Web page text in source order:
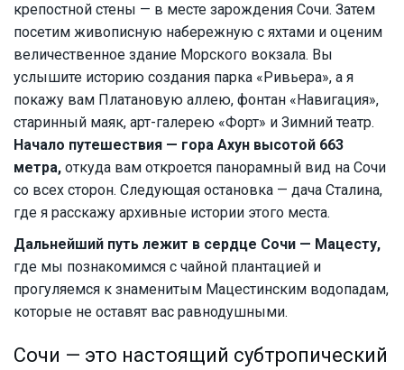
крепостной стены — в месте зарождения Сочи. Затем
посетим живописную набережную с яхтами и оценим
величественное здание Морского вокзала. Вы
услышите историю создания парка «Ривьера», а я
покажу вам Платановую аллею, фонтан «Навигация»,
старинный маяк, арт-галерею «Форт» и Зимний театр.
Начало путешествия — гора Ахун высотой 663
метра, откуда вам откроется панорамный вид на Сочи
со всех сторон. Следующая остановка — дача Сталина,
где я расскажу архивные истории этого места.
Дальнейший путь лежит в сердце Сочи — Мацесту,
где мы познакомимся с чайной плантацией и
прогуляемся к знаменитым Мацестинским водопадам,
которые не оставят вас равнодушными.
Сочи — это настоящий субтропический